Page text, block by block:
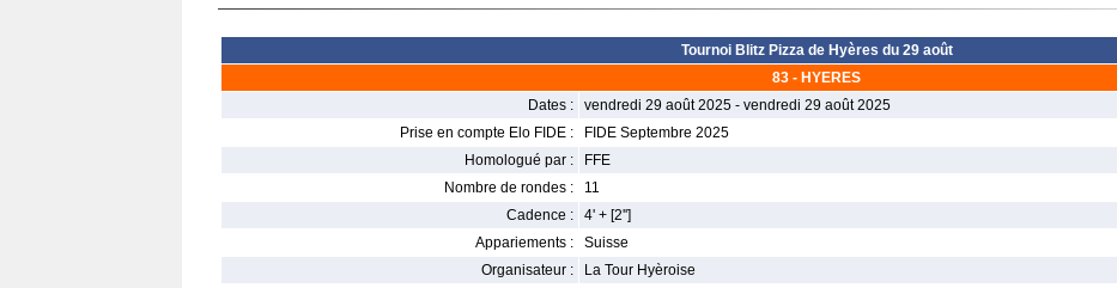
Tournoi Blitz Pizza de Hyères du 29 août
83 - HYERES
Dates :
vendredi 29 août 2025 - vendredi 29 août 2025
Prise en compte Elo FIDE :
FIDE Septembre 2025
Homologué par :
FFE
Nombre de rondes :
11
Cadence :
4' + [2'']
Appariements :
Suisse
Organisateur :
La Tour Hyèroise